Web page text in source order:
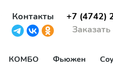
Контакты
+7 (4742)
КОМБО Фьюжен